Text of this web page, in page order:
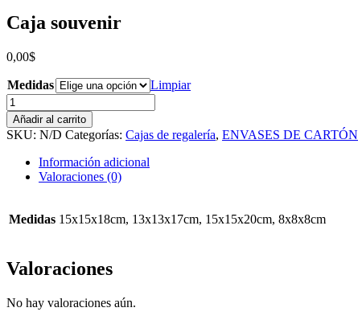
Caja souvenir
0,00$
Medidas
Limpiar
Caja
souvenir
cantidad
Añadir al carrito
SKU: N/D Categorías: Cajas de regalería, ENVASES DE CARTÓN
Información adicional
Valoraciones (0)
Medidas 15x15x18cm, 13x13x17cm, 15x15x20cm, 8x8x8cm
Valoraciones
No hay valoraciones aún.